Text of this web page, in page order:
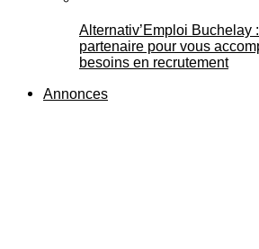
Alternativ’Emploi Buchelay
partenaire pour vous
besoins en recrutement
Annonces